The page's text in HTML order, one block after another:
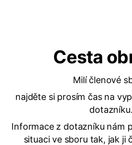
Cesta
Milí členové
najděte si prosím čas na
dotazníku.
Informace z dotazníku nám
situaci ve sboru tak, jak ji